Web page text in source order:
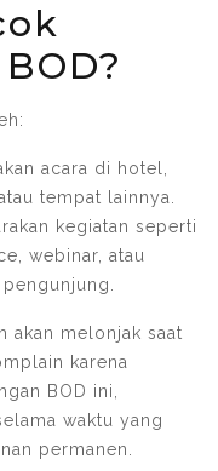
acara di hotel,
tempat lainnya.
kegiatan seperti
webinar, atau
akan melonjak saat
karena
BOD ini,
waktu yang
permanen.